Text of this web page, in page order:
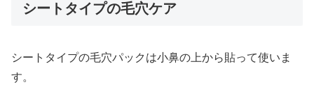
シートタイプの毛穴ケア
シートタイプの毛穴パックは小鼻の上から貼って使いま
す。